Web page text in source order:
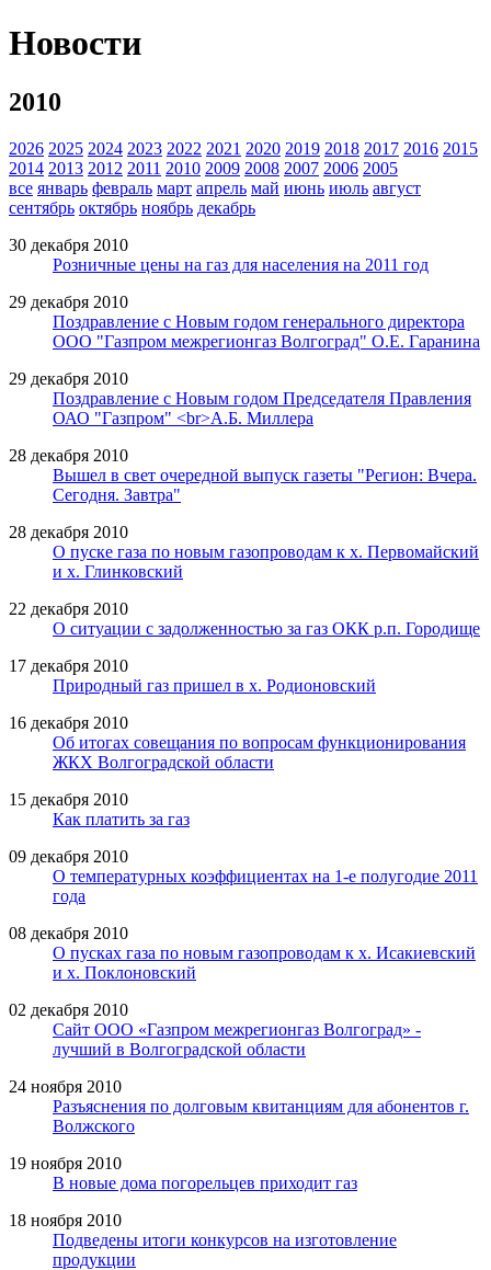
Новости
2010
2026 2025 2024 2023 2022 2021 2020 2019 2018 2017 2016 2015
2014 2013 2012 2011 2010 2009 2008 2007 2006 2005
все январь февраль март апрель май июнь июль август
сентябрь октябрь ноябрь декабрь
30 декабря 2010
Розничные цены на газ для населения на 2011 год
29 декабря 2010
Поздравление с Новым годом генерального директора
ООО "Газпром межрегионгаз Волгоград" О.Е. Гаранина
29 декабря 2010
Поздравление с Новым годом Председателя Правления
ОАО "Газпром" <br>А.Б. Миллера
28 декабря 2010
Вышел в свет очередной выпуск газеты "Регион: Вчера.
Сегодня. Завтра"
28 декабря 2010
О пуске газа по новым газопроводам к х. Первомайский
и х. Глинковский
22 декабря 2010
О ситуации с задолженностью за газ ОКК р.п. Городище
17 декабря 2010
Природный газ пришел в х. Родионовский
16 декабря 2010
Об итогах совещания по вопросам функционирования
ЖКХ Волгоградской области
15 декабря 2010
Как платить за газ
09 декабря 2010
О температурных коэффициентах на 1-е полугодие 2011
года
08 декабря 2010
О пусках газа по новым газопроводам к х. Исакиевский
и х. Поклоновский
02 декабря 2010
Сайт ООО «Газпром межрегионгаз Волгоград» -
лучший в Волгоградской области
24 ноября 2010
Разъяснения по долговым квитанциям для абонентов г.
Волжского
19 ноября 2010
В новые дома погорельцев приходит газ
18 ноября 2010
Подведены итоги конкурсов на изготовление
продукции